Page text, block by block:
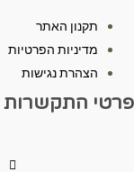
תקנון האתר
מדיניות הפרטיות
הצהרת נגישות
פרטי התקשרות